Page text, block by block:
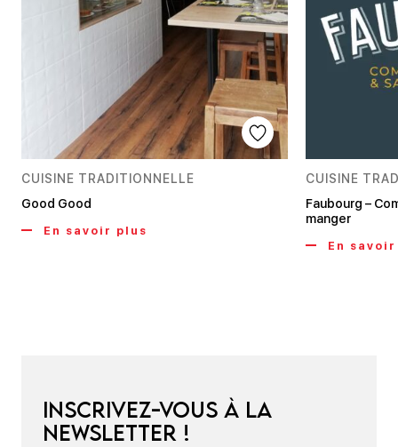
CUISINE TRADITIONNELLE
Good Good
En savoir plus
CUISINE
Faubourg –
manger
En
Inscrivez-vous à la
newsletter !